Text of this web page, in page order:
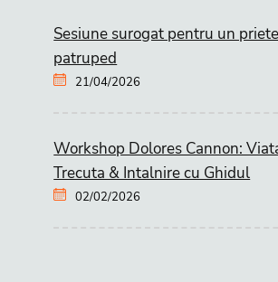
Sesiune surogat pentru un
patruped
21/04/2026
Workshop Dolores Cannon:
Trecuta & Intalnire cu Ghidul
02/02/2026